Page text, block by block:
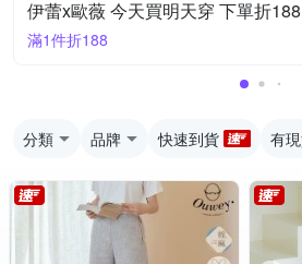
伊蕾x歐薇 今天買明天穿 下單折188
滿1件折188
分類 品牌 快速到貨 有